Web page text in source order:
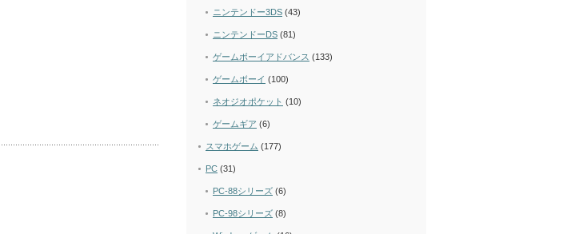
ニンテンドー3DS (43)
ニンテンドーDS (81)
ゲームボーイアドバンス (133)
ゲームボーイ (100)
ネオジオポケット (10)
ゲームギア (6)
スマホゲーム (177)
PC (31)
PC-88シリーズ (6)
PC-98シリーズ (8)